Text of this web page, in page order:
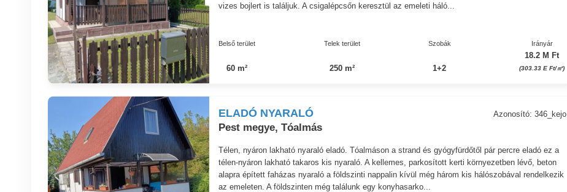
vizes bojlert is találjuk. A csigalépcsőn keresztül az emeleti háló...
Belső terület
60 m²
Telek terület
250 m²
Szobák
1+2
Irányár
18.2 M Ft
(303.33 E Ft/㎡)
ELADÓ NYARALÓ
Pest megye, Tóalmás
Azonosító: 346_kejo
Télen, nyáron lakható nyaraló eladó. Tóalmáson a strand és gyógyfürdőtől pár percre eladó ez a
télen-nyáron lakható takaros kis nyaraló. A kellemes, parkosított kerti környezetben lévő, beton
alapra épített faházas nyaraló a földszinti nappalin kívül még három kis hálószobával rendelkezik
az emeleten. A földszinten még találunk egy konyhasarko...